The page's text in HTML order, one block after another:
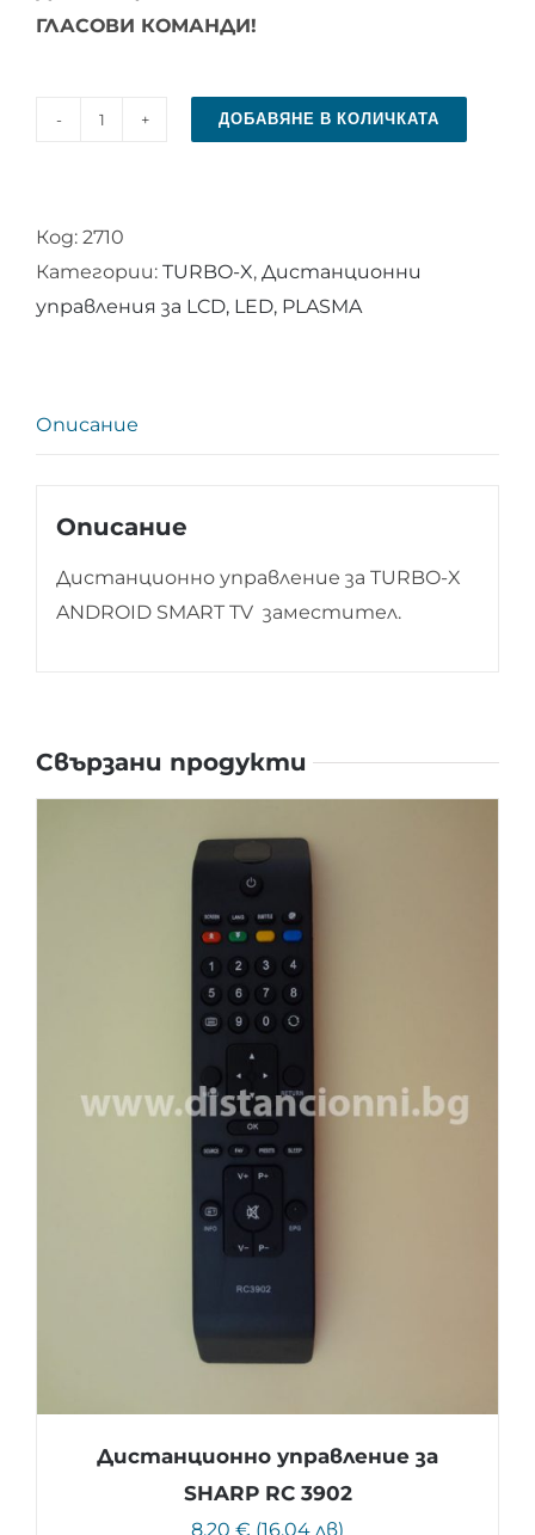
ГЛАСОВИ КОМАНДИ!
количество
управление
за
TURBO-
ДОБАВЯНЕ В КОЛИЧКАТА
Код: 2710
Категории: TURBO-X, Дистанционни
управления за LCD, LED, PLASMA
Описание
Описание
Дистанционно управление за TURBO-X
ANDROID SMART TV заместител.
Свързани продукти
Дистанционно управление за
SHARP RC 3902
8.20 € (16.04 лв)